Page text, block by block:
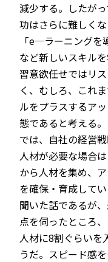
減少する。したが
功はさらに難しく
「e─ラーニングを
など新しいスキル
習意欲任せではリ
く、むしろ、これ
ルをプラスするア
態であると考える。
では、自社の経営
人材が必要な場合
から人材を集め、
を確保・育成して
聞いた話であるが
点を伺ったところ
人材に8割ぐらいを
うだ。スピード感